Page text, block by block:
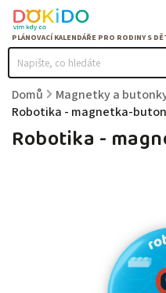
Domů / Magnetky a
Robotika - magnetka-
Robotika -